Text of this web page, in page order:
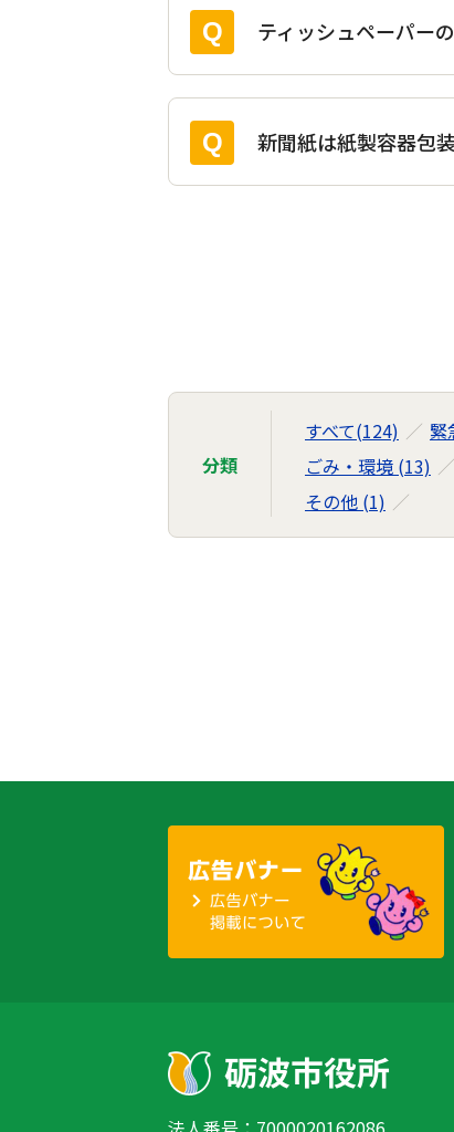
ティッシュペーパー
新聞紙は紙製容器包
ご
ビ
分類
すべて(124) 緊
ごみ・環境 (13)
その他 (1)